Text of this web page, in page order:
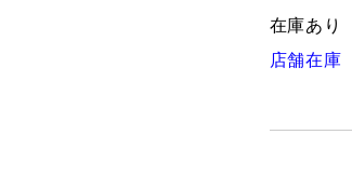
在庫あり
店舗在庫